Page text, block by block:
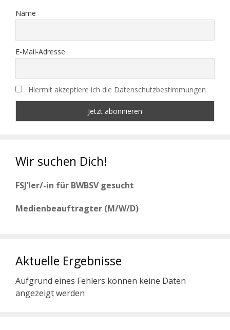
Name
E-Mail-Adresse
Hiermit akzeptiere ich die Datenschutzbestimmungen
Wir suchen Dich!
FSJ’ler/-in für BWBSV gesucht
Medienbeauftragter (M/W/D)
Aktuelle Ergebnisse
Aufgrund eines Fehlers können keine Daten
angezeigt werden